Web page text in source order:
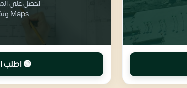
Maps وتفاصيل تقسيم المرافق والخدمات
🟢 اطلب